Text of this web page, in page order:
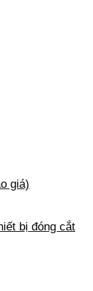
giá)
bị đóng cắt